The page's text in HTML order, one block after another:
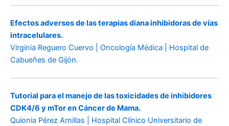
Efectos adversos de las terapias diana inhibidoras de vías
intracelulares.
Virginia Reguero Cuervo | Oncología Médica | Hospital de
Cabueñes de Gijón.
Tutorial para el manejo de las toxicidades de inhibidores
CDK4/6 y mTor en Cáncer de Mama.
Quionia Pérez Arnillas | Hospital Clínico Universitario de